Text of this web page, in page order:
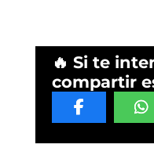
🔥 Si te
compartir